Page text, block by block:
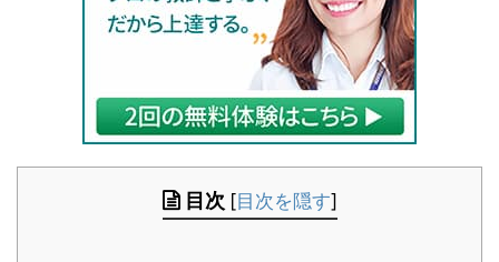
目次 [目次を隠す]